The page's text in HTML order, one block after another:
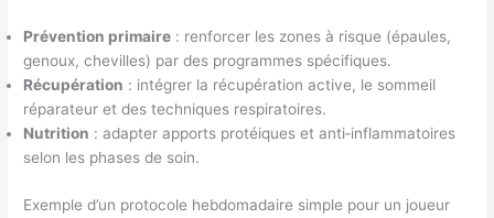
Prévention primaire : renforcer les zones à risque (épaules,
genoux, chevilles) par des programmes spécifiques.
Récupération : intégrer la récupération active, le sommeil
réparateur et des techniques respiratoires.
Nutrition : adapter apports protéiques et anti‑inflammatoires
selon les phases de soin.
Exemple d’un protocole hebdomadaire simple pour un joueur